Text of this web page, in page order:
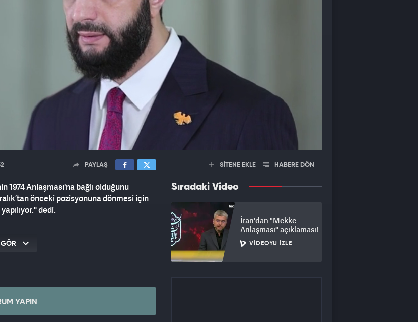
PAYLAŞ
1974 Anlaşması'na bağlı olduğunu
önceki pozisyonuna dönmesi için
dedi.
GÖR
YAPIN
SİTENE EKLE HABERE DÖN
Sıradaki Video
İran'dan "Mekke
Anlaşması" açıklaması!
VIDEOYU İZLE